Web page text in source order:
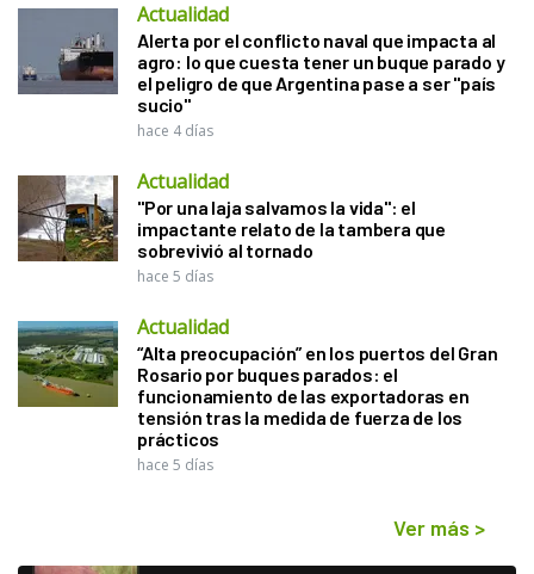
Actualidad
Alerta por el conflicto naval que impacta al
agro: lo que cuesta tener un buque parado y
el peligro de que Argentina pase a ser "país
sucio"
hace 4 días
Actualidad
"Por una laja salvamos la vida": el
impactante relato de la tambera que
sobrevivió al tornado
hace 5 días
Actualidad
“Alta preocupación” en los puertos del Gran
Rosario por buques parados: el
funcionamiento de las exportadoras en
tensión tras la medida de fuerza de los
prácticos
hace 5 días
Ver más >